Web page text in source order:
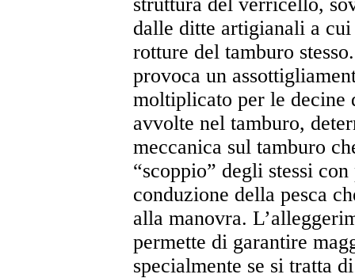
dalle ditte artigianali a
rotture del tamburo
provoca un
moltiplicato per le decine
avvolte nel tamburo,
meccanica sul tamburo
“scoppio” degli stessi
conduzione della pesca
alla manovra.
permette di garantire
specialmente se si tratta